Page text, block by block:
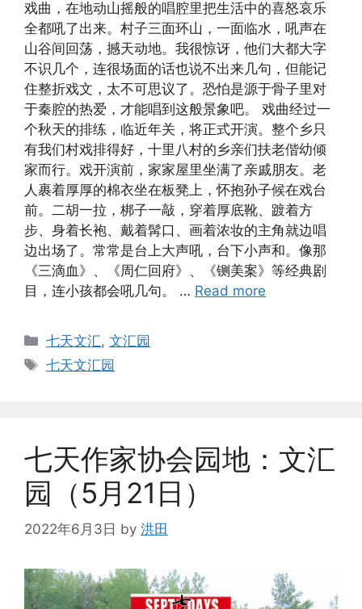
戏曲，在地动山摇般的唱腔里把生活中的喜怒哀乐
全都吼了出来。村子三面环山，一面临水，吼声在
山谷间回荡，撼天动地。我很惊讶，他们大都大字
不识几个，连很场面的话也说不出来几句，但能记
住整折戏文，太不可思议了。恐怕是源于骨子里对
于秦腔的热爱，才能唱到这般景象吧。 戏曲经过一
个秋天的排练，临近年关，将正式开演。整个乡只
有我们村戏排得好，十里八村的乡亲们扶老偕幼倾
家而行。戏开演前，家家屋里坐满了亲戚朋友。老
人裹着厚厚的棉衣坐在板凳上，怀抱孙子候在戏台
前。二胡一拉，梆子一敲，穿着厚底靴、踱着方
步、身着长袍、戴着髯口、画着浓妆的主角就边唱
边出场了。常常是台上大声吼，台下小声和。像那
《三滴血》、《周仁回府》、《铡美案》等经典剧
目，连小孩都会吼几句。 … Read more
Categories
七天文汇,文汇园
Tags
七天文汇园
七天作家协会园地：文汇
园（5月21日）
2022年6月3日 by 洪田